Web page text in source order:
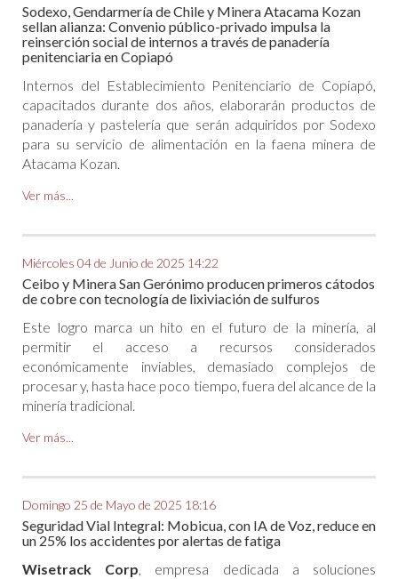
Sodexo, Gendarmería de Chile y Minera Atacama Kozan
sellan alianza: Convenio público-privado impulsa la
reinserción social de internos a través de panadería
penitenciaria en Copiapó
Internos del Establecimiento Penitenciario de Copiapó,
capacitados durante dos años, elaborarán productos de
panadería y pastelería que serán adquiridos por Sodexo
para su servicio de alimentación en la faena minera de
Atacama Kozan.
Ver más...
Miércoles 04 de Junio de 2025 14:22
Ceibo y Minera San Gerónimo producen primeros cátodos
de cobre con tecnología de lixiviación de sulfuros
Este logro marca un hito en el futuro de la minería, al
permitir el acceso a recursos considerados
económicamente inviables, demasiado complejos de
procesar y, hasta hace poco tiempo, fuera del alcance de la
minería tradicional.
Ver más...
Domingo 25 de Mayo de 2025 18:16
Seguridad Vial Integral: Mobicua, con IA de Voz, reduce en
un 25% los accidentes por alertas de fatiga
Wisetrack Corp, empresa dedicada a soluciones